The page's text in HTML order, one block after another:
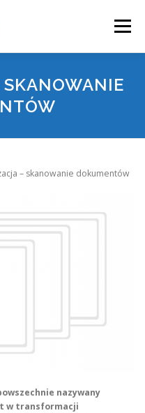
Menu
ARCHIWIZACYJNE
– skanowanie dokumentów
nazywany
w transformacji